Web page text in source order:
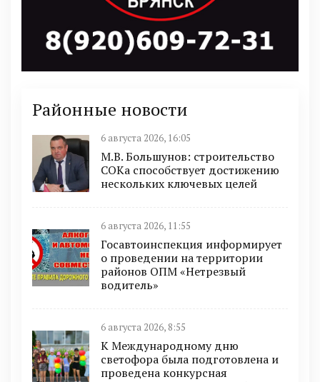
Районные новости
6 августа 2026, 16:05
М.В. Большунов: строительство
СОКа способствует достижению
нескольких ключевых целей
6 августа 2026, 11:55
Госавтоинспекция информирует
о проведении на территории
районов ОПМ «Нетрезвый
водитель»
6 августа 2026, 8:55
К Международному дню
светофора была подготовлена и
проведена конкурсная